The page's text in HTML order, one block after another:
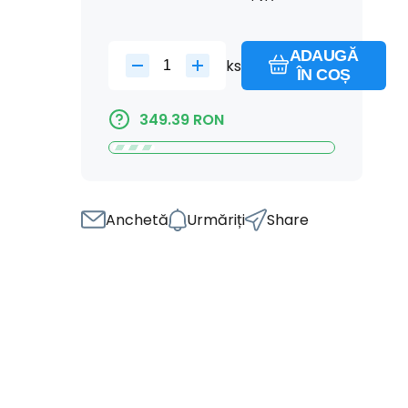
ks
ADAUGĂ
ÎN COȘ
349.39 RON
Anchetă Urmăriți Share